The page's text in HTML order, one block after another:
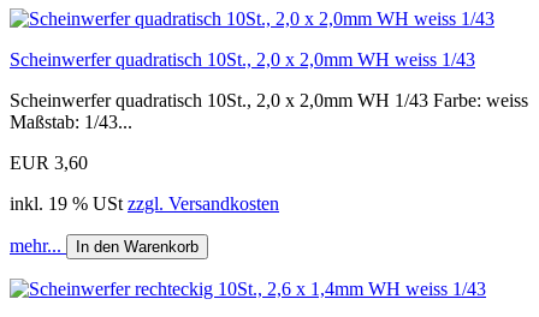
Scheinwerfer quadratisch 10St., 2,0 x 2,0mm WH weiss 1/43
Scheinwerfer quadratisch 10St., 2,0 x 2,0mm WH 1/43 Farbe: weiss
Maßstab: 1/43...
EUR 3,60
inkl. 19 % USt zzgl. Versandkosten
mehr... In den Warenkorb